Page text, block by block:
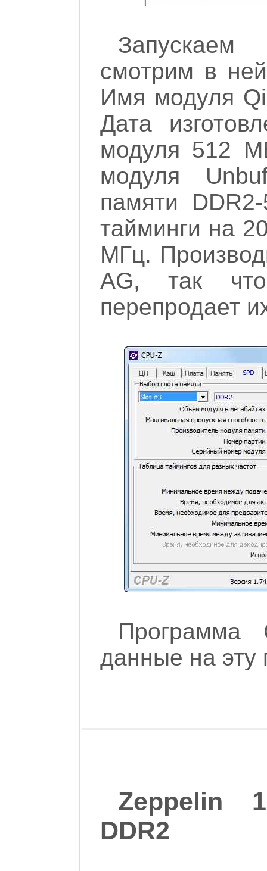
смотрим в
Имя модуля
Дата
модуля 512
модуля
памяти
тайминги на
МГц.
AG, так
перепродает
Программа
данные на эту
Zeppelin
DDR2